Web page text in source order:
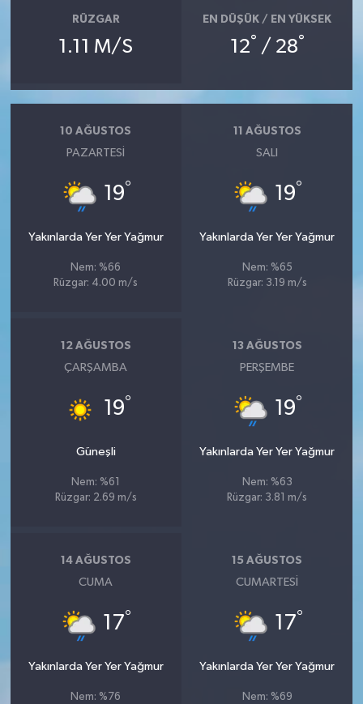
RÜZGAR
1.11 M/S
EN DÜŞÜK / EN YÜKSEK
12° / 28°
10 AĞUSTOS
PAZARTESI
19°
Yakınlarda Yer Yer Yağmur
Nem: %66
Rüzgar: 4.00 m/s
11 AĞUSTOS
SALI
19°
Yakınlarda Yer Yer Yağmur
Nem: %65
Rüzgar: 3.19 m/s
12 AĞUSTOS
ÇARŞAMBA
19°
Güneşli
Nem: %61
Rüzgar: 2.69 m/s
13 AĞUSTOS
PERŞEMBE
19°
Yakınlarda Yer Yer Yağmur
Nem: %63
Rüzgar: 3.81 m/s
14 AĞUSTOS
CUMA
17°
Yakınlarda Yer Yer Yağmur
Nem: %76
15 AĞUSTOS
CUMARTESI
17°
Yakınlarda Yer Yer Yağmur
Nem: %69